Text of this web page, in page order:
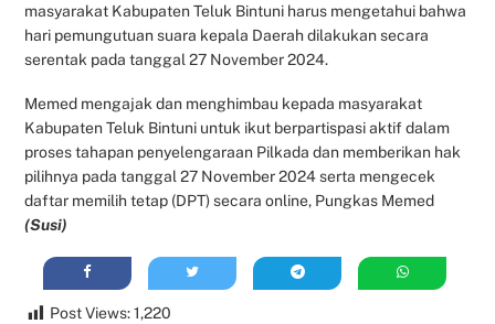
masyarakat Kabupaten Teluk Bintuni harus mengetahui bahwa
hari pemungutuan suara kepala Daerah dilakukan secara
serentak pada tanggal 27 November 2024.
Memed mengajak dan menghimbau kepada masyarakat
Kabupaten Teluk Bintuni untuk ikut berpartispasi aktif dalam
proses tahapan penyelengaraan Pilkada dan memberikan hak
pilihnya pada tanggal 27 November 2024 serta mengecek
daftar memilih tetap (DPT) secara online, Pungkas Memed
(Susi)
Post Views: 1,220